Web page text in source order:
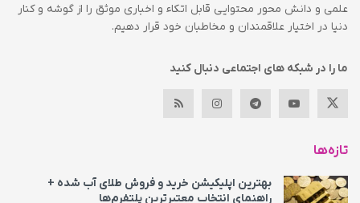
علمی و دانش محور محتوایی قابل اتکاء و اخباری موثق را از گوشه و کنار
دنیا در اختیار علاقمندان و مخاطبان خود قرار دهیم.
ما را در شبکه های اجتماعی دنبال کنید
تازه‌ها
بهترین اپلیکیشن خرید و فروش طلای آب شده +
راهنمای انتخاب معتبرترین پلتفرم‌ها